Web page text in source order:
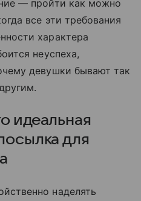
— пройти как можно
все эти требования
характера
неуспеха,
девушки бывают так
идеальная
для
наделять